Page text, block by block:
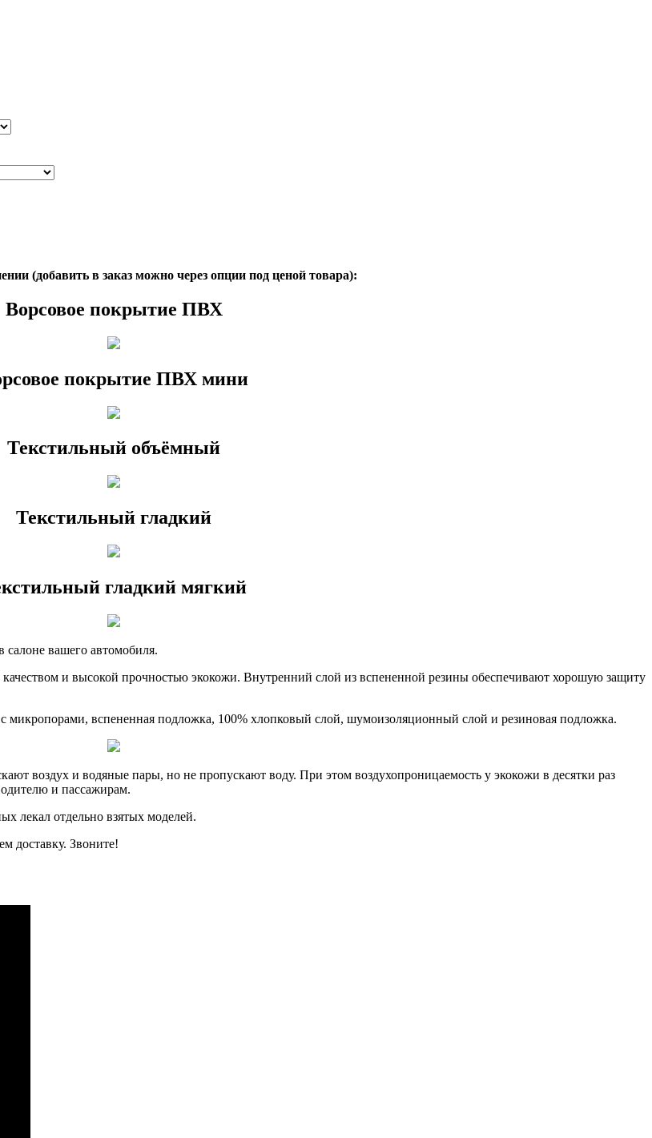
(добавить в заказ можно через опции под ценой товара):
Ворсовое покрытие ПВХ
покрытие ПВХ мини
Текстильный объёмный
Текстильный гладкий
гладкий мягкий
салоне вашего автомобиля.
и высокой прочностью экокожи. Внутренний слой из вспененной резины обеспечивают хорошую защиту
вспененная подложка, 100% хлопковый слой, шумоизоляционный слой и резиновая подложка.
воздух и водяные пары, но не пропускают воду. При этом воздухопроницаемость у экокожи в десятки раз
и пассажирам.
лекал отдельно взятых моделей.
доставку. Звоните!